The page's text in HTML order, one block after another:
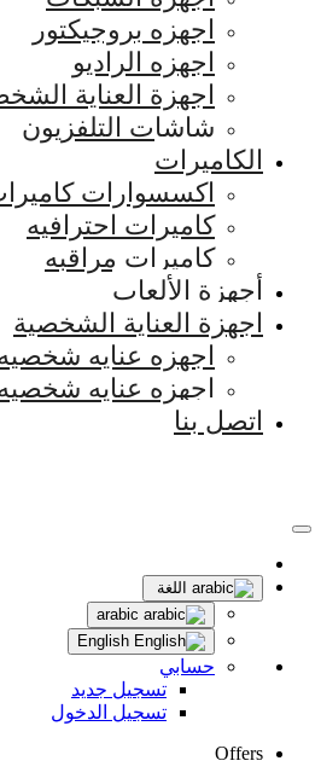
اجهزه بروجيكتور
اجهزه الراديو
اجهزة العناية
شاشات التلفزيون
الكاميرات
اكسسوارات
كاميرات احترافيه
كاميرات مراقبه
أجهزة الألعاب
اجهزة العناية الشخصية
اجهزه عنايه
اجهزه عنايه
اتصل بنا
اللغة
حسابي
تسجيل جديد
تسجيل الدخول
Offers